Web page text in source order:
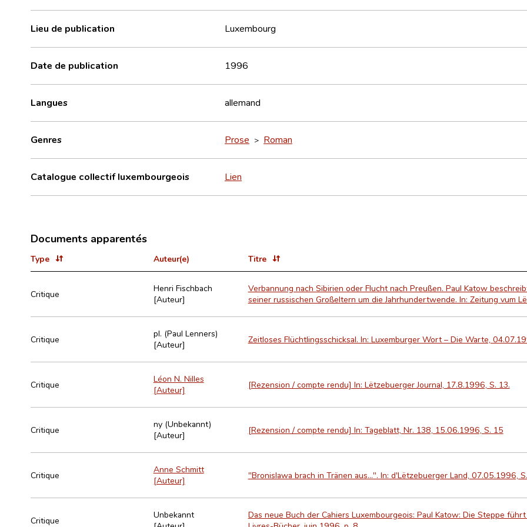
Lieu de publication Luxembourg
Date de publication 1996
Langues allemand
Genres Prose > Roman
Catalogue collectif luxembourgeois Lien
Documents apparentés
Type Auteur(e) Titre
Critique
Henri Fischbach
[Auteur]
Verbannung nach Sibirien oder Flucht nach Preußen. Paul Katow
seiner russischen Großeltern um die Jahrhundertwende. In: Zeitung vum
Critique
pl. (Paul Lenners)
[Auteur]
Zeitloses Flüchtlingsschicksal. In: Luxemburger Wort – Die Warte,
Critique
Léon N. Nilles
[Auteur]
[Rezension / compte rendu] In: Lëtzebuerger Journal, 17.8.1996, S. 13.
Critique
ny (Unbekannt)
[Auteur]
[Rezension / compte rendu] In: Tageblatt, Nr. 138, 15.06.1996, S. 15
Critique
Anne Schmitt
[Auteur]
"Bronislawa brach in Tränen aus...". In: d'Lëtzebuerger Land, 07.05.1996,
Critique
Unbekannt
Das neue Buch der Cahiers Luxembourgeois: Paul Katow: Die Steppe